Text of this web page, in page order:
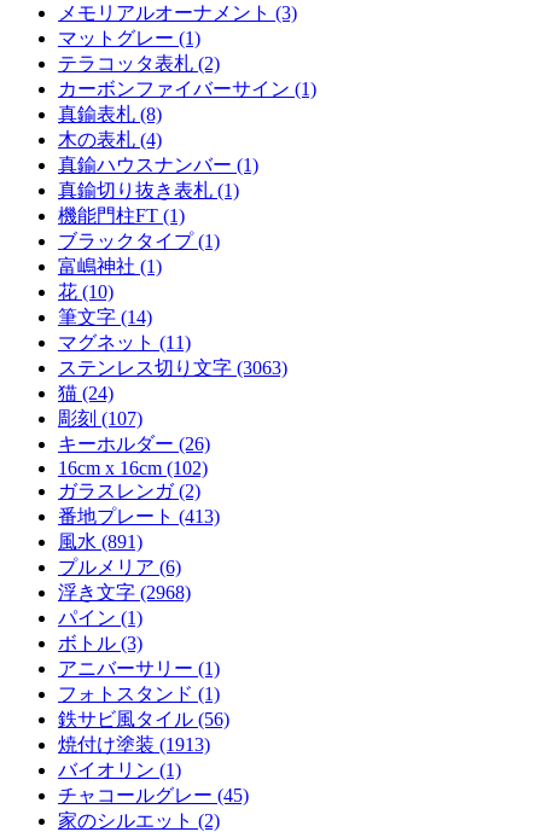
メモリアルオーナメント (3)
マットグレー (1)
テラコッタ表札 (2)
カーボンファイバーサイン (1)
真鍮表札 (8)
木の表札 (4)
真鍮ハウスナンバー (1)
真鍮切り抜き表札 (1)
機能門柱FT (1)
ブラックタイプ (1)
富嶋神社 (1)
花 (10)
筆文字 (14)
マグネット (11)
ステンレス切り文字 (3063)
猫 (24)
彫刻 (107)
キーホルダー (26)
16cm x 16cm (102)
ガラスレンガ (2)
番地プレート (413)
風水 (891)
プルメリア (6)
浮き文字 (2968)
パイン (1)
ボトル (3)
アニバーサリー (1)
フォトスタンド (1)
鉄サビ風タイル (56)
焼付け塗装 (1913)
バイオリン (1)
チャコールグレー (45)
家のシルエット (2)